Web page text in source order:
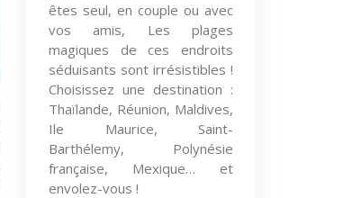
êtes seul, en couple ou avec
vos amis, Les plages
magiques de ces endroits
séduisants sont irrésistibles !
Choisissez une destination :
Thaïlande, Réunion, Maldives,
Ile Maurice, Saint-
Barthélemy, Polynésie
française, Mexique… et
envolez-vous !